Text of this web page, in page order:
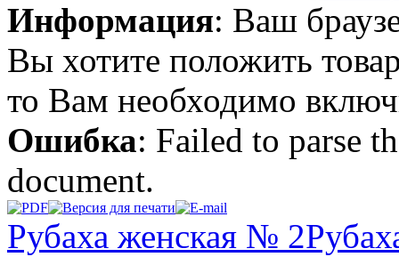
Информация: Ваш
Вы хотите положить
то Вам необходимо
Ошибка: Failed to parse
document.
Рубаха женская № 2